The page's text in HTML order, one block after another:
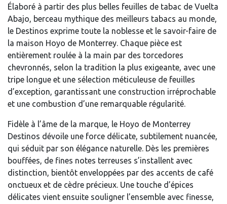
Élaboré à partir des plus belles feuilles de tabac de Vuelta
Abajo, berceau mythique des meilleurs tabacs au monde,
le Destinos exprime toute la noblesse et le savoir-faire de
la maison Hoyo de Monterrey. Chaque pièce est
entièrement roulée à la main par des torcedores
chevronnés, selon la tradition la plus exigeante, avec une
tripe longue et une sélection méticuleuse de feuilles
d’exception, garantissant une construction irréprochable
et une combustion d’une remarquable régularité.
Fidèle à l’âme de la marque, le Hoyo de Monterrey
Destinos dévoile une force délicate, subtilement nuancée,
qui séduit par son élégance naturelle. Dès les premières
bouffées, de fines notes terreuses s’installent avec
distinction, bientôt enveloppées par des accents de café
onctueux et de cèdre précieux. Une touche d’épices
délicates vient ensuite souligner l’ensemble avec finesse,